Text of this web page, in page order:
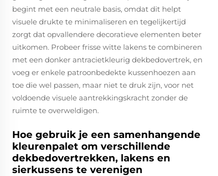
begint met een neutrale basis, omdat dit helpt
visuele drukte te minimaliseren en tegelijkertijd
zorgt dat opvallendere decoratieve elementen beter
uitkomen. Probeer frisse witte lakens te combineren
met een donker antracietkleurig dekbedovertrek, en
voeg er enkele patroonbedekte kussenhoezen aan
toe die wel passen, maar niet te druk zijn, voor net
voldoende visuele aantrekkingskracht zonder de
ruimte te overweldigen.
Hoe gebruik je een samenhangende
kleurenpalet om verschillende
dekbedovertrekken, lakens en
sierkussens te verenigen